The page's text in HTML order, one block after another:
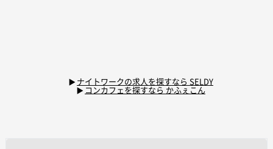
ナイトワークの求人を探すなら SELDY
コンカフェを探すなら かふぇこん